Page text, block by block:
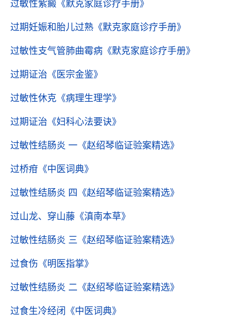
过敏性紫癜 《默克家庭诊疗手册》
过期妊娠和胎儿过熟 《默克家庭诊疗手册》
过敏性支气管肺曲霉病 《默克家庭诊疗手册》
过期证治 《医宗金鉴》
过敏性休克 《病理生理学》
过期证治 《妇科心法要诀》
过敏性结肠炎 一 《赵绍琴临证验案精选》
过桥疳 《中医词典》
过敏性结肠炎 四 《赵绍琴临证验案精选》
过山龙、穿山藤 《滇南本草》
过敏性结肠炎 三 《赵绍琴临证验案精选》
过食伤 《明医指掌》
过敏性结肠炎 二 《赵绍琴临证验案精选》
过食生冷经闭 《中医词典》